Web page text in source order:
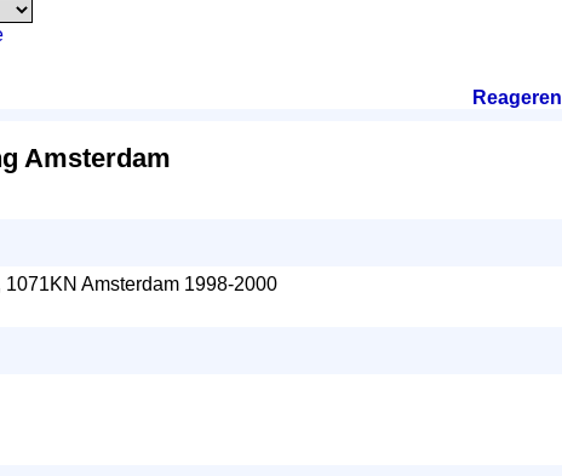
Reageren
Amsterdam
Amsterdam 1998-2000